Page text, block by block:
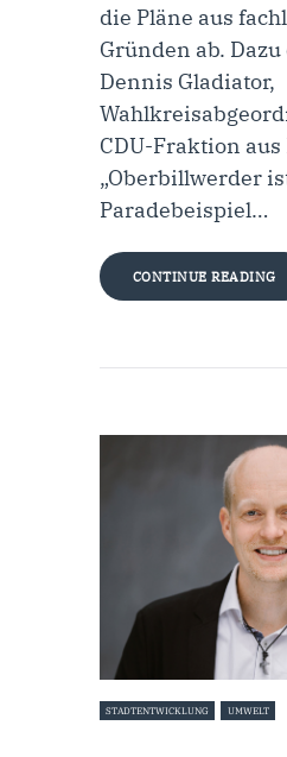
die Pläne aus
Gründen ab.
Dennis Gladiator,
CDU-Fraktion
„Oberbillwerder
Paradebeispiel…
CONTINUE READING
STADTENTWICKLUNG UMWELT